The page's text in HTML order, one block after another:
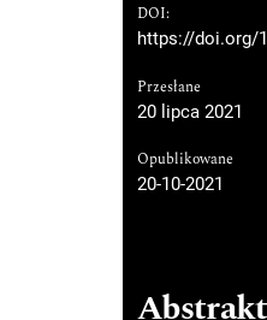
DOI:
https://doi.org/
Przesłane
20 lipca 2021
Opublikowane
20-10-2021
Abstrakt